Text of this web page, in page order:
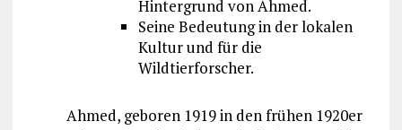
Hintergrund von Ahmed.
Seine Bedeutung in der lokalen
Kultur und für die
Wildtierforscher.
Ahmed, geboren 1919 in den frühen 1920er